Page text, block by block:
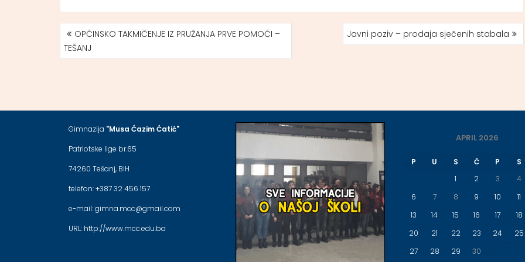
NAVIGACIJA
ČLANAKA
OPĆINSKO TAKMIČENJE IZ PRUŽANJA PRVE POMOĆI –
TEŠANJ
Javni poziv – prodaja sječenih stabala
Gimnazija "Musa Ćazim Ćatić"
Patriotske lige br.65
74260 Tešanj, BiH
telefon: +387 32 456 157
e-mail: gimna.mcc@gmail.com
URL: http://www.mcc.edu.ba
APRIL 2026
P U S Č P S
1
2 3 4
6
7 8 9 10 11
13
14 15 16 17 18
20
21 22 23 24 25
27
28 29 30